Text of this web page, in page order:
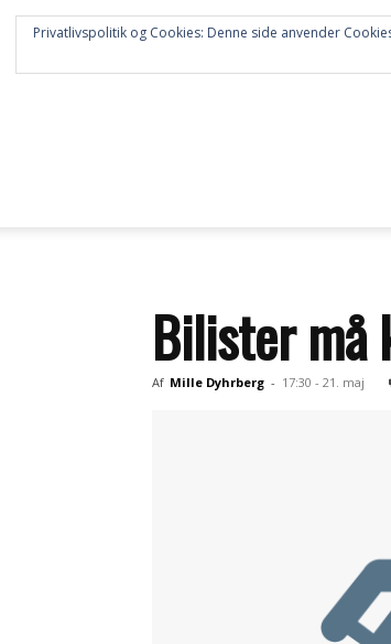
Bilister må
Af Mille Dyhrberg - 17:30 - 21. maj
Privatlivspolitik og Cookies: Denne side anvender